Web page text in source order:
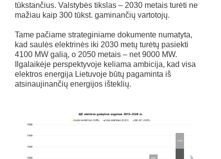
tūkstančius. Valstybės tikslas – 2030 metais turėti ne
mažiau kaip 300 tūkst. gaminančių vartotojų.
Tame pačiame strateginiame dokumente numatyta,
kad saulės elektrinės iki 2030 metų turėtų pasiekti
4100 MW galią, o 2050 metais – net 9000 MW.
Ilgalaikėje perspektyvoje keliama ambicija, kad visa
elektros energija Lietuvoje būtų pagaminta iš
atsinaujinančių energijos išteklių.